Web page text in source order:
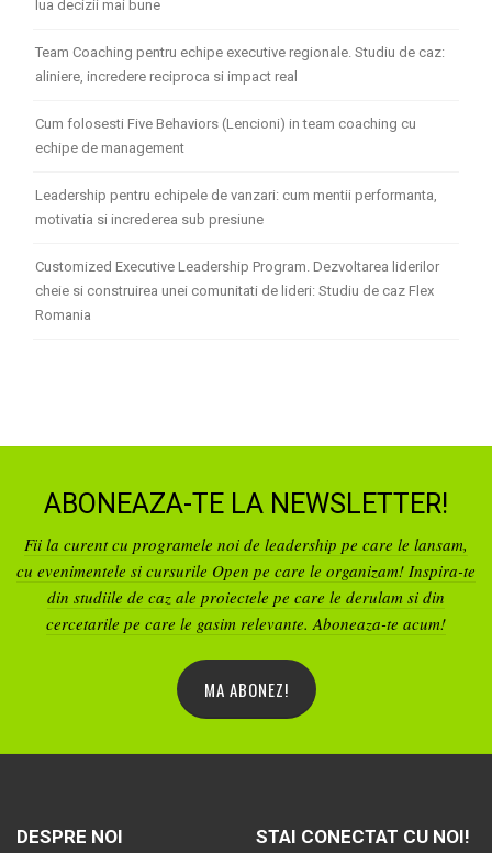
lua decizii mai bune
Team Coaching pentru echipe executive regionale. Studiu de caz:
aliniere, incredere reciproca si impact real
Cum folosesti Five Behaviors (Lencioni) in team coaching cu
echipe de management
Leadership pentru echipele de vanzari: cum mentii performanta,
motivatia si increderea sub presiune
Customized Executive Leadership Program. Dezvoltarea liderilor
cheie si construirea unei comunitati de lideri: Studiu de caz Flex
Romania
ABONEAZA-TE LA NEWSLETTER!
Fii la curent cu programele noi de leadership pe care le lansam,
cu evenimentele si cursurile Open pe care le organizam! Inspira-te
din studiile de caz ale proiectele pe care le derulam si din
cercetarile pe care le gasim relevante. Aboneaza-te acum!
MA ABONEZ!
DESPRE NOI STAI CONECTAT CU NOI!